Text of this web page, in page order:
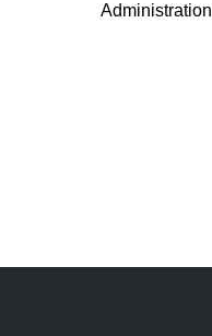
Administration